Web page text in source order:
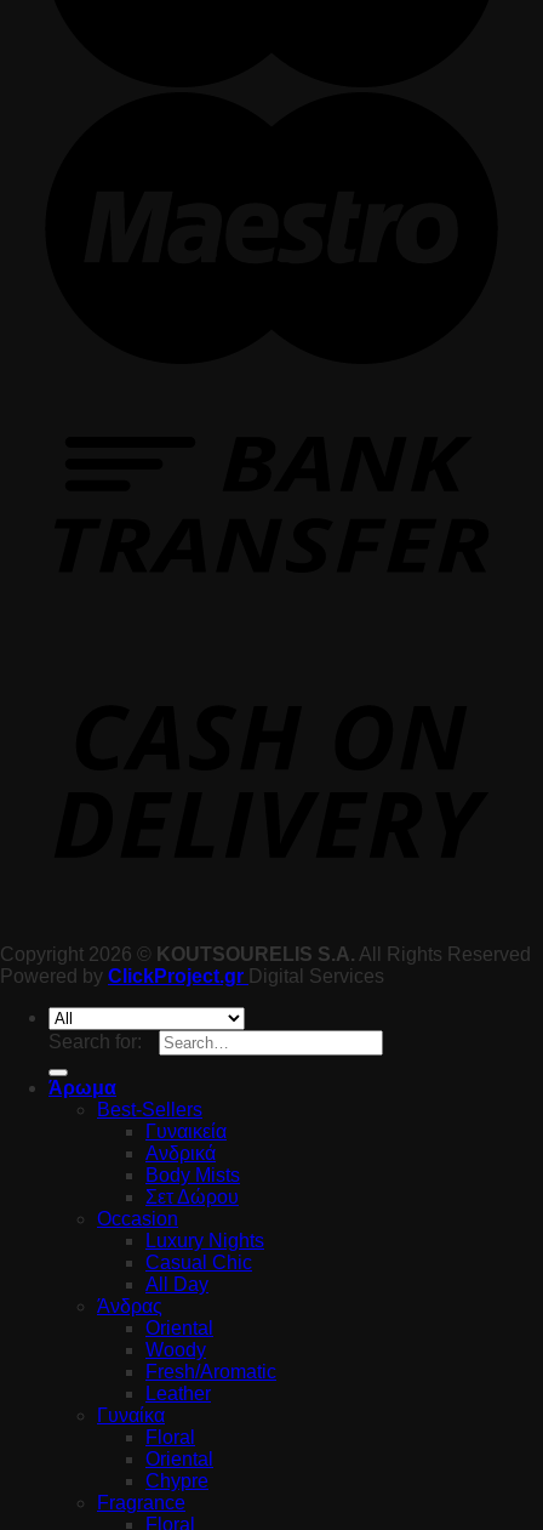
Copyright 2026 © KOUTSOURELIS S.A. All Rights Reserved
Powered by ClickProject.gr Digital Services
Search for:
Άρωμα
Best-Sellers
Γυναικεία
Ανδρικά
Body Mists
Σετ Δώρου
Occasion
Luxury Nights
Casual Chic
All Day
Άνδρας
Oriental
Woody
Fresh/Aromatic
Leather
Γυναίκα
Floral
Oriental
Chypre
Fragrance
Floral